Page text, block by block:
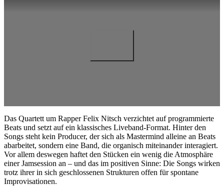
Das Quartett um Rapper Felix Nitsch verzichtet auf programmierte
Beats und setzt auf ein klassisches Liveband-Format. Hinter den
Songs steht kein Producer, der sich als Mastermind alleine an Beats
abarbeitet, sondern eine Band, die organisch miteinander interagiert.
Vor allem deswegen haftet den Stücken ein wenig die Atmosphäre
einer Jamsession an – und das im positiven Sinne: Die Songs wirken
trotz ihrer in sich geschlossenen Strukturen offen für spontane
Improvisationen.